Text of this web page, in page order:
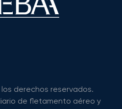
derechos reservados.
de fletamento aéreo y